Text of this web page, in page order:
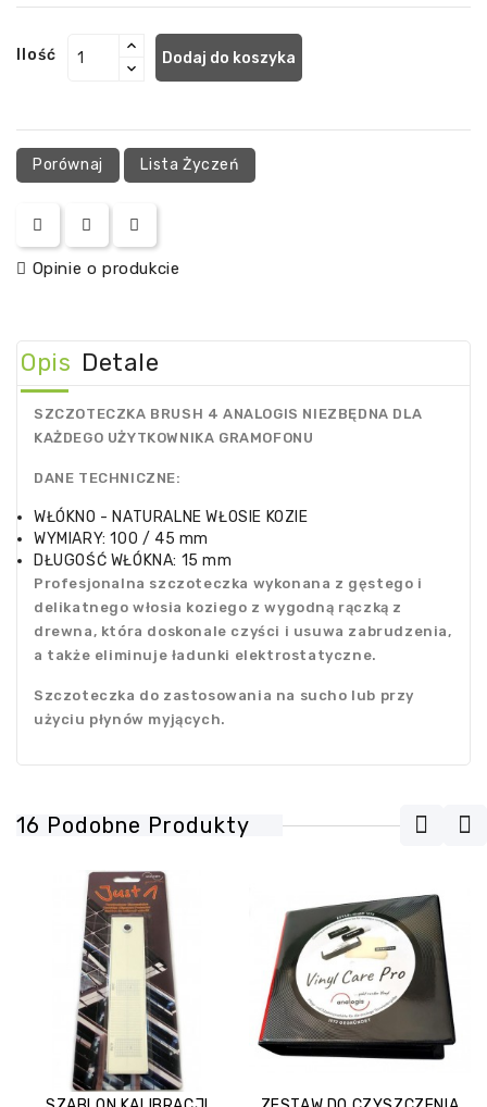
Ilość Dodaj do koszyka
Porównaj Lista Życzeń
Opinie o produkcie
Opis Detale
SZCZOTECZKA BRUSH 4 ANALOGIS NIEZBĘDNA DLA
KAŻDEGO UŻYTKOWNIKA GRAMOFONU
DANE TECHNICZNE:
WŁÓKNO - NATURALNE WŁOSIE KOZIE
WYMIARY: 100 / 45 mm
DŁUGOŚĆ WŁÓKNA: 15 mm
Profesjonalna szczoteczka wykonana z gęstego i
delikatnego włosia koziego z wygodną rączką z
drewna, która doskonale czyści i usuwa zabrudzenia,
a także eliminuje ładunki elektrostatyczne.
Szczoteczka do zastosowania na sucho lub przy
użyciu płynów myjących.
16 Podobne Produkty